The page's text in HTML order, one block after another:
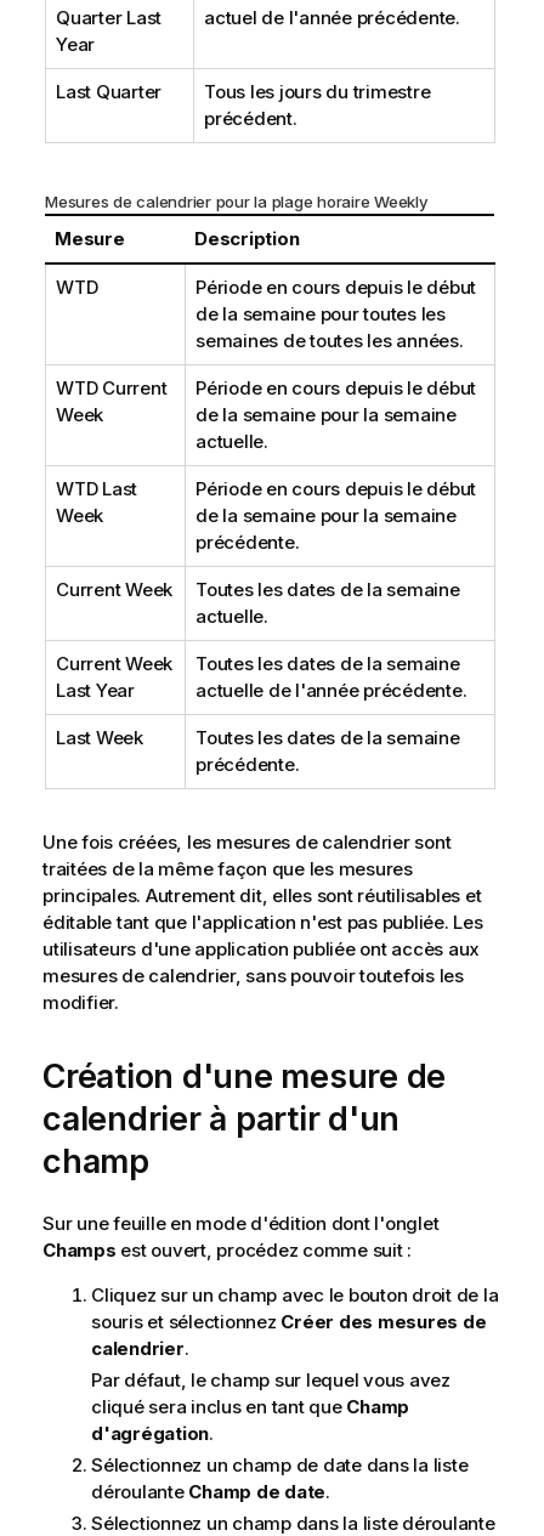
Quarter Last
Year
actuel de l'année précédente.
Last Quarter
Tous les jours du trimestre
précédent.
Mesures de calendrier pour la plage horaire Weekly
Mesure Description
WTD
Période en cours depuis le début
de la semaine pour toutes les
semaines de toutes les années.
WTD Current
Week
Période en cours depuis le début
de la semaine pour la semaine
actuelle.
WTD Last
Week
Période en cours depuis le début
de la semaine pour la semaine
précédente.
Current Week
Toutes les dates de la semaine
actuelle.
Current Week
Last Year
Toutes les dates de la semaine
actuelle de l'année précédente.
Last Week
Toutes les dates de la semaine
précédente.
Une fois créées, les mesures de calendrier sont
traitées de la même façon que les mesures
principales. Autrement dit, elles sont réutilisables et
éditable tant que l'application n'est pas publiée. Les
utilisateurs d'une application publiée ont accès aux
mesures de calendrier, sans pouvoir toutefois les
modifier.
Création d'une mesure de
calendrier à partir d'un
champ
Sur une feuille en mode d'édition dont l'onglet
Champs est ouvert, procédez comme suit :
Cliquez sur un champ avec le bouton droit de la
souris et sélectionnez Créer des mesures de
calendrier.
Par défaut, le champ sur lequel vous avez
cliqué sera inclus en tant que Champ
d'agrégation.
Sélectionnez un champ de date dans la liste
déroulante Champ de date.
Sélectionnez un champ dans la liste déroulante